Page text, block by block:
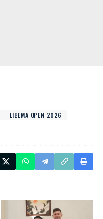
LIBEMA OPEN 2026